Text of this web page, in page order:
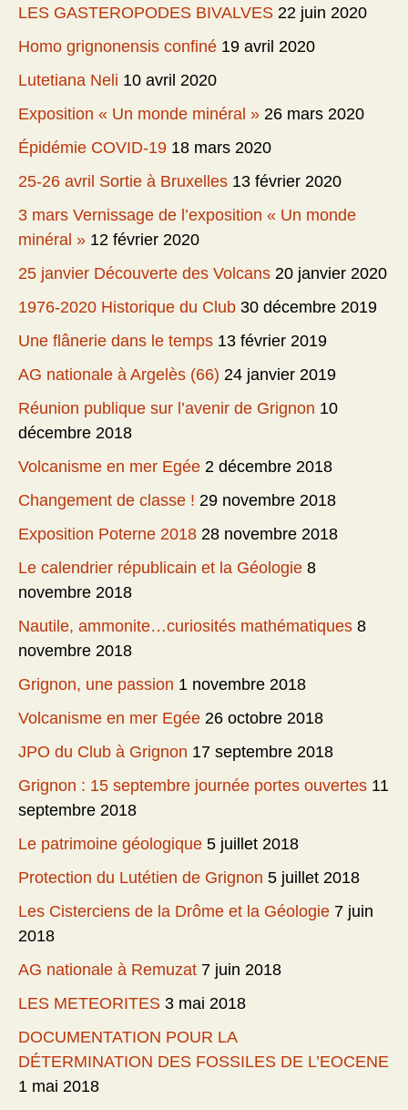
LES GASTEROPODES BIVALVES 22 juin 2020
Homo grignonensis confiné 19 avril 2020
Lutetiana Neli 10 avril 2020
Exposition « Un monde minéral » 26 mars 2020
Épidémie COVID-19 18 mars 2020
25-26 avril Sortie à Bruxelles 13 février 2020
3 mars Vernissage de l’exposition « Un monde
minéral » 12 février 2020
25 janvier Découverte des Volcans 20 janvier 2020
1976-2020 Historique du Club 30 décembre 2019
Une flânerie dans le temps 13 février 2019
AG nationale à Argelès (66) 24 janvier 2019
Réunion publique sur l’avenir de Grignon 10
décembre 2018
Volcanisme en mer Egée 2 décembre 2018
Changement de classe ! 29 novembre 2018
Exposition Poterne 2018 28 novembre 2018
Le calendrier républicain et la Géologie 8
novembre 2018
Nautile, ammonite…curiosités mathématiques 8
novembre 2018
Grignon, une passion 1 novembre 2018
Volcanisme en mer Egée 26 octobre 2018
JPO du Club à Grignon 17 septembre 2018
Grignon : 15 septembre journée portes ouvertes 11
septembre 2018
Le patrimoine géologique 5 juillet 2018
Protection du Lutétien de Grignon 5 juillet 2018
Les Cisterciens de la Drôme et la Géologie 7 juin
2018
AG nationale à Remuzat 7 juin 2018
LES METEORITES 3 mai 2018
DOCUMENTATION POUR LA
DÉTERMINATION DES FOSSILES DE L’EOCENE
1 mai 2018